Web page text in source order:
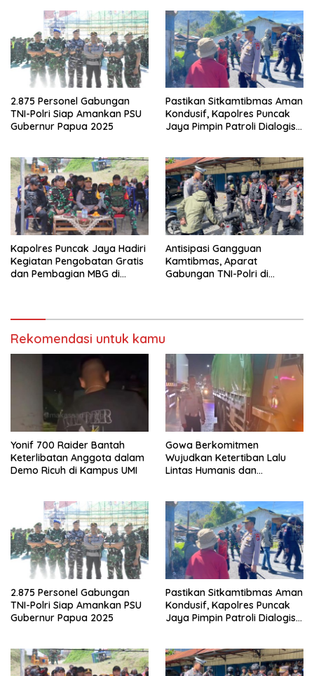
2.875 Personel Gabungan
TNI-Polri Siap Amankan PSU
Gubernur Papua 2025
Pastikan Sitkamtibmas Aman
Kondusif, Kapolres Puncak
Jaya Pimpin Patroli Dialogis
Kapolres Puncak Jaya Hadiri
Kegiatan Pengobatan Gratis
dan Pembagian MBG di
Antisipasi Gangguan
Kamtibmas, Aparat
Gabungan TNI-Polri di
Rekomendasi untuk kamu
Yonif 700 Raider Bantah
Keterlibatan Anggota dalam
Demo Ricuh di Kampus UMI
Gowa Berkomitmen
Wujudkan Ketertiban Lalu
Lintas Humanis dan
2.875 Personel Gabungan
TNI-Polri Siap Amankan PSU
Gubernur Papua 2025
Pastikan Sitkamtibmas Aman
Kondusif, Kapolres Puncak
Jaya Pimpin Patroli Dialogis